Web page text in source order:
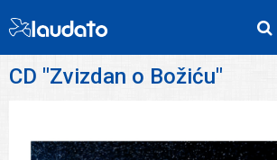
CD "Zvizdan o Božiću"